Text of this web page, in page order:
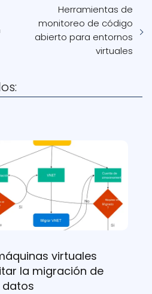
Herramientas de
monitoreo de código
abierto para entornos
virtuales
virtuales
la migración de
datos